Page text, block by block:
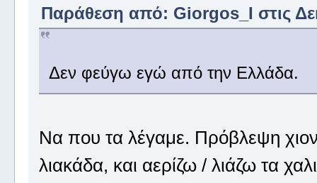
Παράθεση από: Giorgos_I στις
Δεν φεύγω εγώ από την Ελλάδα.
Να που τα λέγαμε. Πρόβλεψη
λιακάδα, και αερίζω / λιάζω τα